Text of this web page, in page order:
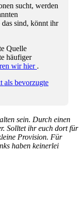
sucht, werden
sind, könnt ihr
Quelle
häufiger
wir hier .
als bevorzugte
sein. Durch einen
Solltet ihr euch dort für
Provision. Für
haben keinerlei